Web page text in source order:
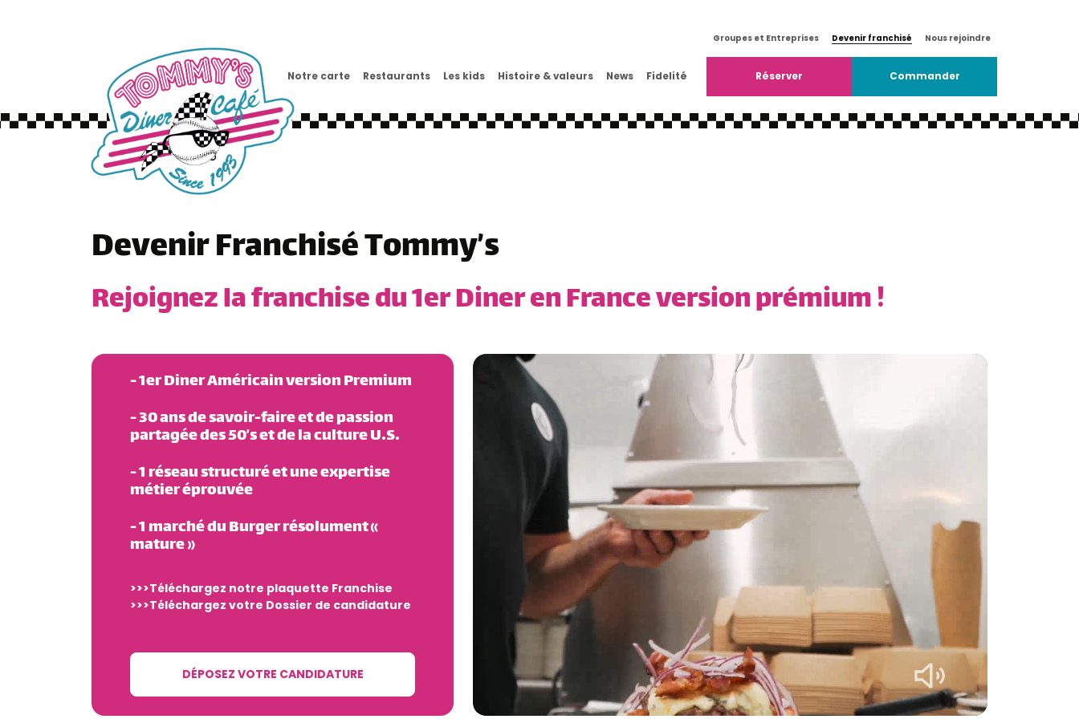
Notre carte Restaurants Les kids Histoire & valeurs News Fidelité
Groupes et Entreprises Devenir franchisé Nous rejoindre
Réserver Commander
Devenir Franchisé Tommy’s
Rejoignez la franchise du 1er Diner en France version prémium !
- 1er Diner Américain version Premium
- 30 ans de savoir-faire et de passion
partagée des 50’s et de la culture U.S.
- 1 réseau structuré et une expertise
métier éprouvée
- 1 marché du Burger résolument «
mature »
>>>Téléchargez notre plaquette Franchise
>>>Téléchargez votre Dossier de candidature
DÉPOSEZ VOTRE CANDIDATURE